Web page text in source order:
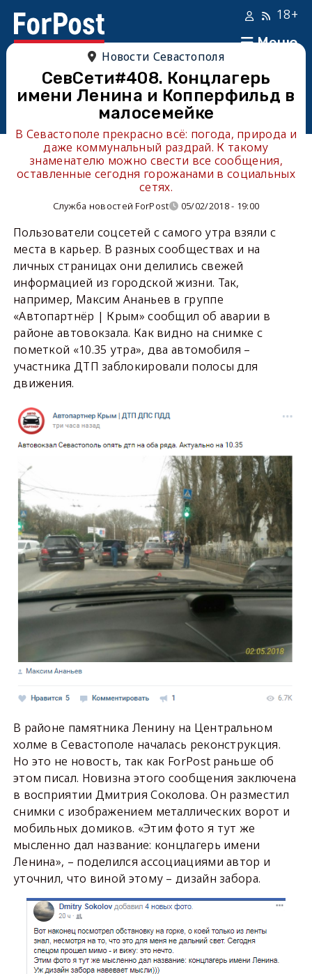
Меню
18+
Новости Севастополя
СевСети#408. Концлагерь
имени Ленина и Копперфильд в
малосемейке
В Севастополе прекрасно всё: погода, природа и
даже коммунальный раздрай. К такому
знаменателю можно свести все сообщения,
оставленные сегодня горожанами в социальных
сетях.
Служба новостей ForPost 05/02/2018 - 19:00
Пользователи соцсетей с самого утра взяли с
места в карьер. В разных сообществах и на
личных страницах они делились свежей
информацией из городской жизни. Так,
например, Максим Ананьев в группе
«Автопартнёр | Крым» сообщил об аварии в
районе автовокзала. Как видно на снимке с
пометкой «10.35 утра», два автомобиля –
участника ДТП заблокировали полосы для
движения.
В районе памятника Ленину на Центральном
холме в Севастополе началась реконструкция.
Но это не новость, так как ForPost раньше об
этом писал. Новизна этого сообщения заключена
в восприятии Дмитрия Соколова. Он разместил
снимки с изображением металлических ворот и
мобильных домиков. «Этим фото я тут же
мысленно дал название: концлагерь имени
Ленина», – поделился ассоциациями автор и
уточнил, что виной этому – дизайн забора.